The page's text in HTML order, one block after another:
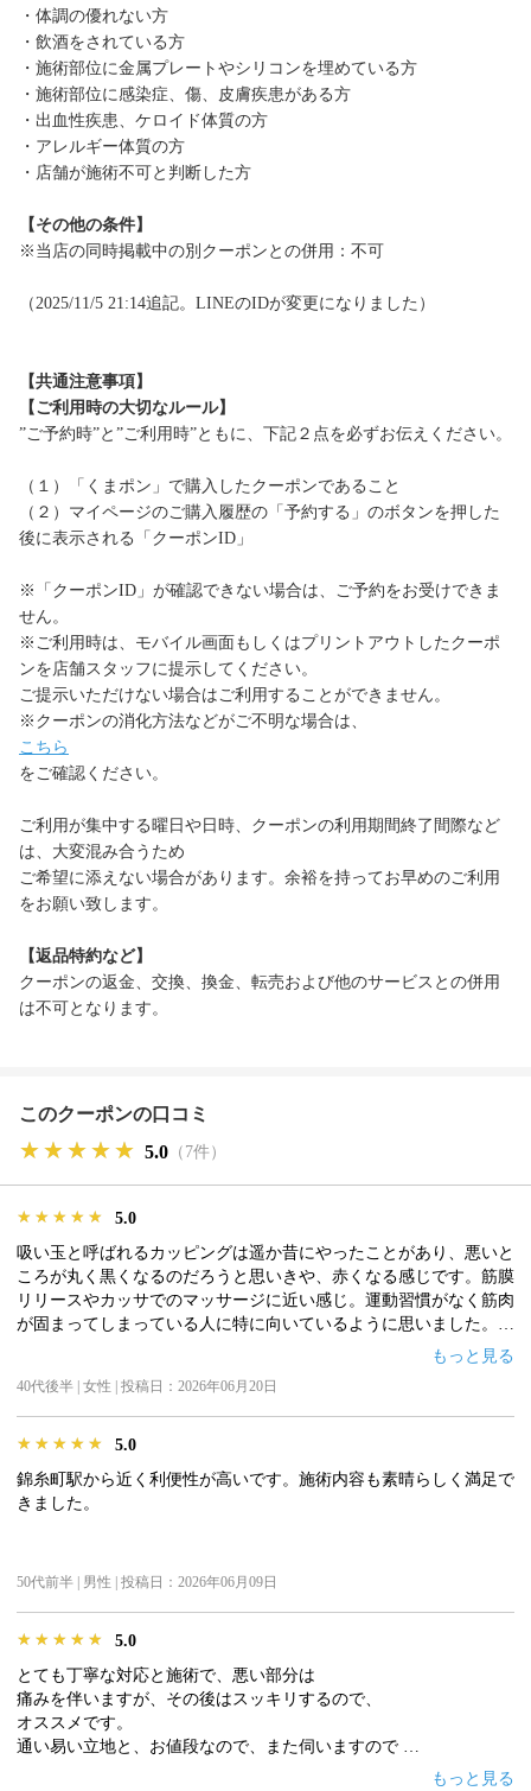
・体調の優れない方
・飲酒をされている方
・施術部位に金属プレートやシリコンを埋めている方
・施術部位に感染症、傷、皮膚疾患がある方
・出血性疾患、ケロイド体質の方
・アレルギー体質の方
・店舗が施術不可と判断した方
【その他の条件】
※当店の同時掲載中の別クーポンとの併用：不可
（2025/11/5 21:14追記。LINEのIDが変更になりました）
【共通注意事項】
【ご利用時の大切なルール】
”ご予約時”と”ご利用時”ともに、下記２点を必ずお伝えください。
（１）「くまポン」で購入したクーポンであること
（２）マイページのご購入履歴の「予約する」のボタンを押した
後に表示される「クーポンID」
※「クーポンID」が確認できない場合は、ご予約をお受けできま
せん。
※ご利用時は、モバイル画面もしくはプリントアウトしたクーポ
ンを店舗スタッフに提示してください。
ご提示いただけない場合はご利用することができません。
※クーポンの消化方法などがご不明な場合は、
こちら
をご確認ください。
ご利用が集中する曜日や日時、クーポンの利用期間終了間際など
は、大変混み合うため
ご希望に添えない場合があります。余裕を持ってお早めのご利用
をお願い致します。
【返品特約など】
クーポンの返金、交換、換金、転売および他のサービスとの併用
は不可となります。
このクーポンの口コミ
★★★★★
★★★★★
★★★★★ 5.0 （7件）
★★★★★
★★★★★
★★★★★
5.0
吸い玉と呼ばれるカッピングは遥か昔にやったことがあり、悪いと
ころが丸く黒くなるのだろうと思いきや、赤くなる感じです。筋膜
リリースやカッサでのマッサージに近い感じ。運動習慣がなく筋肉
が固まってしまっている人に特に向いているように思いました。も
しくは運動していてより良い動きを追求する方に。どちらにせよ、
もっと見る
40代後半 | 女性 | 投稿日：2026年06月20日
★★★★★
★★★★★
★★★★★
5.0
錦糸町駅から近く利便性が高いです。施術内容も素晴らしく満足で
きました。
50代前半 | 男性 | 投稿日：2026年06月09日
★★★★★
★★★★★
★★★★★
5.0
とても丁寧な対応と施術で、悪い部分は
痛みを伴いますが、その後はスッキリするので、
オススメです。
通い易い立地と、お値段なので、また伺いますので
もっと見る